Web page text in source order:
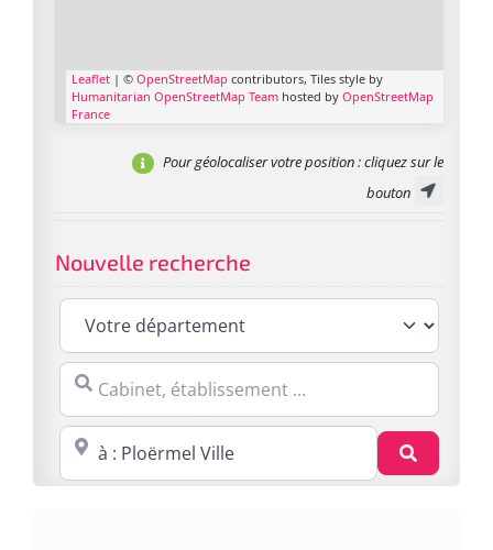
Leaflet | © OpenStreetMap contributors, Tiles style by
Humanitarian OpenStreetMap Team hosted by OpenStreetMap
France
Pour géolocaliser votre position: cliquez sur le
bouton
Nouvelle recherche
Cabinet, établissement ...
Proche de : ville, cp, lieu ...